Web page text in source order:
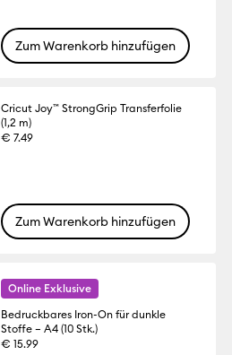
Zum Warenkorb hinzufügen
Cricut Joy™ StrongGrip Transferfolie
(1,2 m)
€ 7.49
Zum Warenkorb hinzufügen
Online Exklusive
Bedruckbares Iron-On für dunkle
Stoffe – A4 (10 Stk.)
€ 15.99